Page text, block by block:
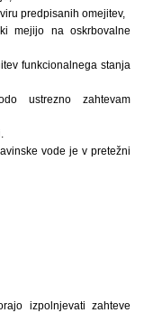
predpisanih omejitev,
mejijo na oskrbovalne
funkcionalnega stanja
ustrezno zahtevam
vode je v pretežni
izpolnjevati zahteve